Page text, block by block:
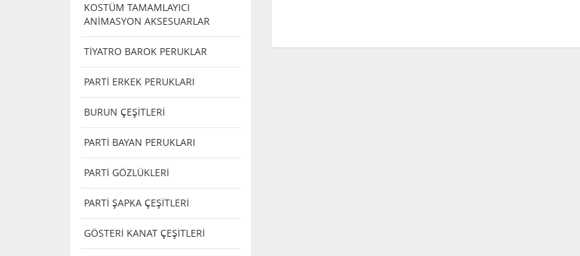
KOSTÜM TAMAMLAYICI
ANİMASYON AKSESUARLAR
TİYATRO BAROK PERUKLAR
PARTİ ERKEK PERUKLARI
BURUN ÇEŞİTLERİ
PARTİ BAYAN PERUKLARI
PARTİ GÖZLÜKLERİ
PARTİ ŞAPKA ÇEŞİTLERİ
GÖSTERİ KANAT ÇEŞİTLERİ